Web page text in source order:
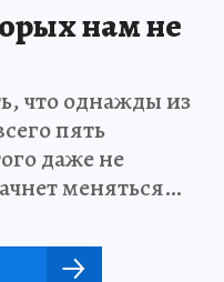
нам не
что однажды из
пять
даже не
меняться…